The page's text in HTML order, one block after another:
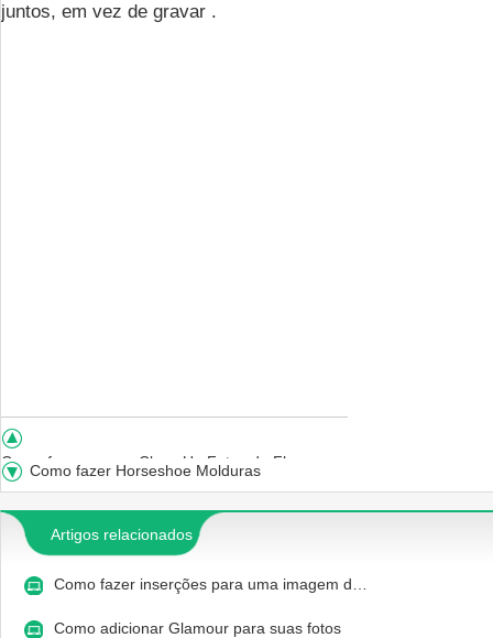
juntos, em vez de gravar .
Como fazer exame Close Up Fotos de Flores
Como fazer Horseshoe Molduras
Artigos relacionados
Como fazer inserções para uma imagem d…
Como adicionar Glamour para suas fotos